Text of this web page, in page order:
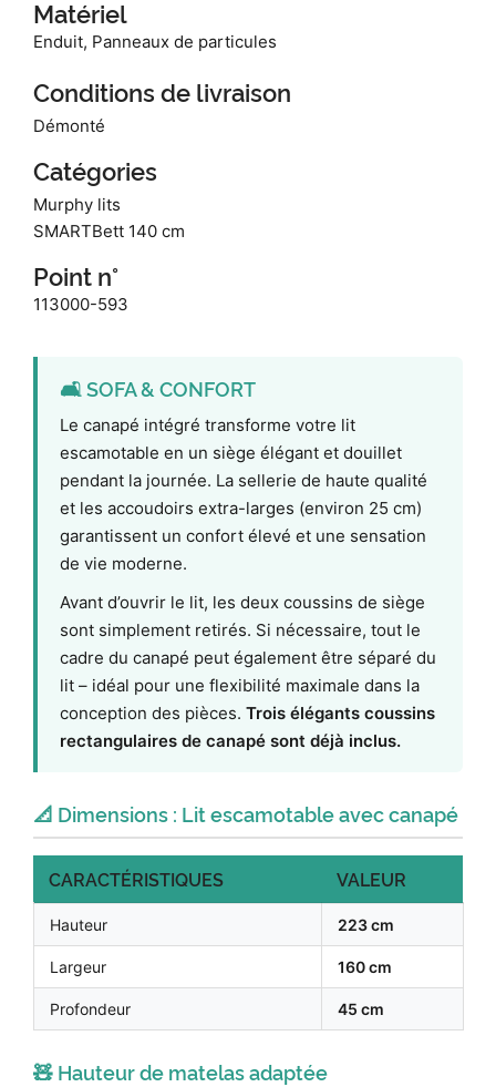
Matériel
Enduit, Panneaux de particules
Conditions de livraison
Démonté
Catégories
Murphy lits
SMARTBett 140 cm
Point n°
113000-593
🛋️ SOFA & CONFORT
Le canapé intégré transforme votre lit
escamotable en un siège élégant et douillet
pendant la journée. La sellerie de haute qualité
et les accoudoirs extra-larges (environ 25 cm)
garantissent un confort élevé et une sensation
de vie moderne.
Avant d’ouvrir le lit, les deux coussins de siège
sont simplement retirés. Si nécessaire, tout le
cadre du canapé peut également être séparé du
lit – idéal pour une flexibilité maximale dans la
conception des pièces. Trois élégants coussins
rectangulaires de canapé sont déjà inclus.
📐 Dimensions : Lit escamotable avec canapé
CARACTÉRISTIQUES VALEUR
Hauteur 223 cm
Largeur 160 cm
Profondeur 45 cm
🧸 Hauteur de matelas adaptée